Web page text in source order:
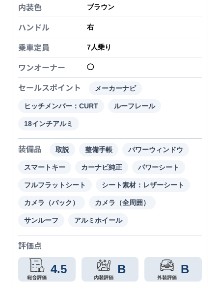
内装色 ブラウン
ハンドル 右
乗車定員 7人乗り
ワンオーナー ◯
セールスポイント メーカーナビ
ヒッチメンバー：CURT ルーフレール
18インチアルミ
装備品 取説 整備手帳 パワーウィンドウ
スマートキー カーナビ純正 パワーシート
フルフラットシート シート素材：レザーシート
カメラ（バック） カメラ（全周囲）
サンルーフ アルミホイール
評価点
4.5 B B